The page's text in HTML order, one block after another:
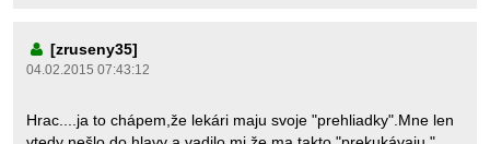
[zruseny35]
04.02.2015 07:43:12
Hrac....ja to chápem,že lekári maju svoje "prehliadky".Mne len